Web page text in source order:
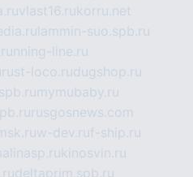
vlast16.rukorru.net
lammin-suo.spb.ru
running-line.ru
rust-loco.rudugshop.ru
mymubaby.ru
rusgosnews.com
w-dev.ruf-ship.ru
kinosvin.ru
deltaprim.spb.ru